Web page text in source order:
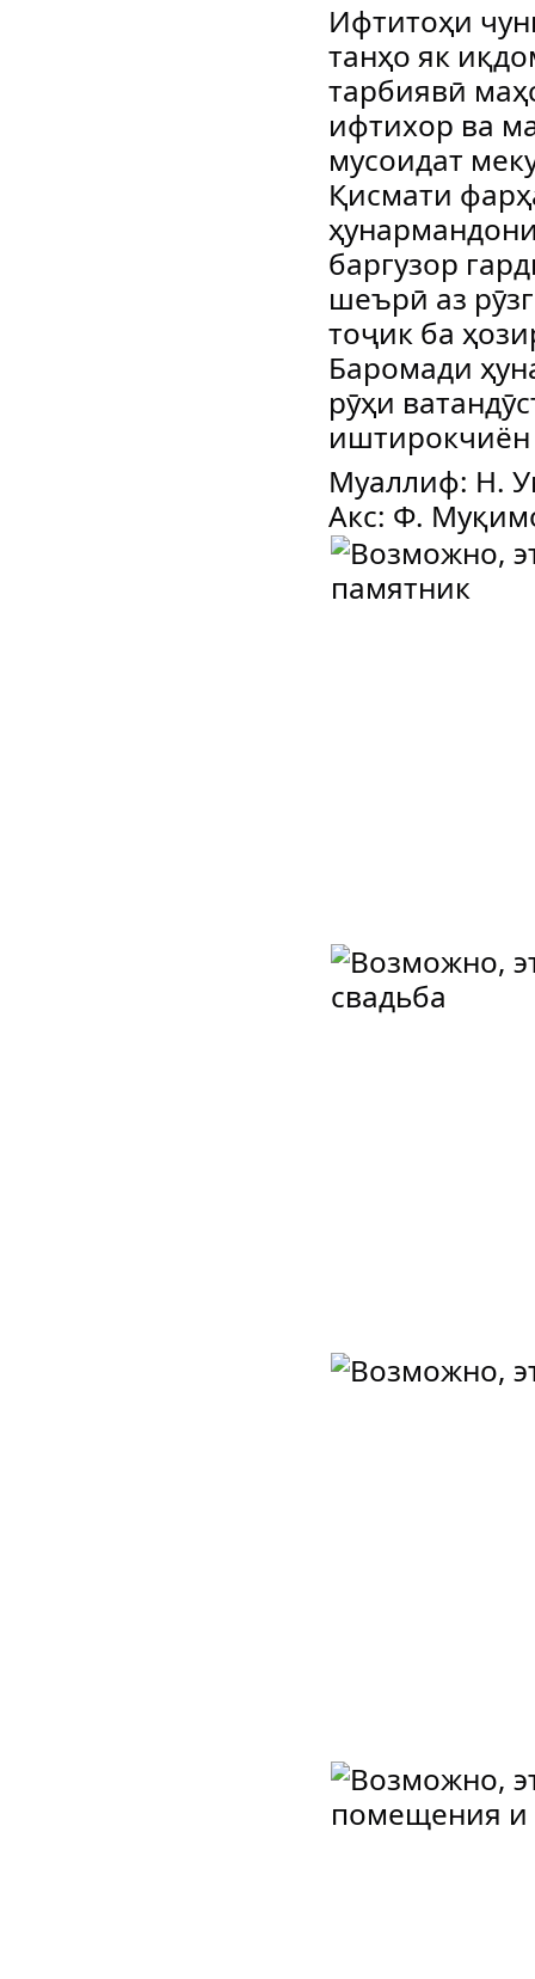
Ифтитоҳи
танҳо як
тарбиявӣ
ифтихор ва
мусоидат
Қисмати
баргузор
шеърӣ аз
тоҷик ба
Баромади
рӯҳи
иштирокчиён
Муаллиф: Н.
Акс: Ф.